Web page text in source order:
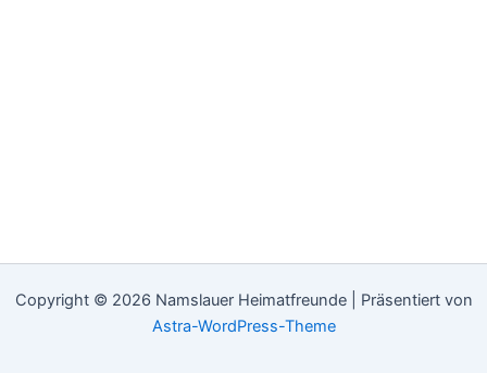
Copyright © 2026 Namslauer Heimatfreunde | Präsentiert von
Astra-WordPress-Theme